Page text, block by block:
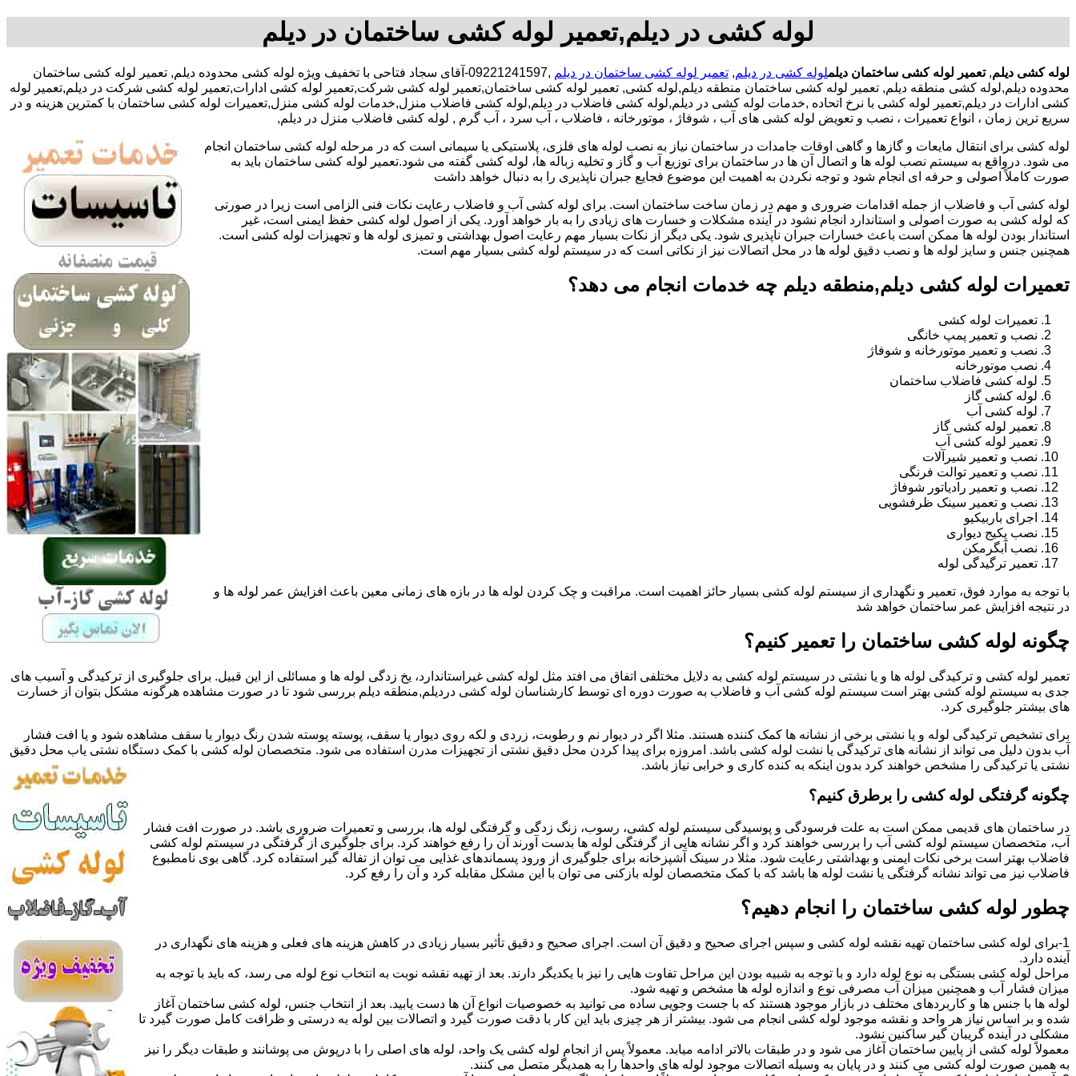
لوله کشی در دیلم,تعمیر لوله کشی ساختمان در دیلم
لوله کشی دیلم,تعمیر لوله کشی ساختمان دیلملوله کشی در دیلم, تعمیر لوله کشی ساختمان در دیلم
,09221241597-آقای سجاد فتاحی با تخفیف ویژه لوله کشی محدوده دیلم, تعمیر لوله کشی ساختمان
محدوده دیلم,لوله کشی منطقه دیلم, تعمیر لوله کشی ساختمان منطقه دیلم,لوله کشی, تعمیر لوله کشی ساختمان,تعمیر لوله کشی شرکت,تعمیر لوله کشی ادارات,تعمیر لوله کشی شرکت در دیلم,تعمیر لوله
کشی ادارات در دیلم,تعمیر لوله کشی با نرخ اتحاده ,خدمات لوله کشی در دیلم,لوله کشی فاضلاب در دیلم,لوله کشی فاضلاب منزل,خدمات لوله کشی منزل,تعمیرات لوله کشی ساختمان با کمترین هزینه و در
سریع ترین زمان ، انواع تعمیرات ، نصب و تعویض لوله کشی های آب ، شوفاژ ، موتورخانه ، فاضلاب ، آب سرد ، آب گرم , لوله کشی فاضلاب منزل در دیلم,
لوله کشی برای انتقال مایعات و گازها و گاهی اوقات جامدات در ساختمان نیاز به نصب لوله های فلزی، پلاستیکی یا سیمانی است که در مرحله لوله کشی ساختمان انجام
می شود. درواقع به سیستم نصب لوله ها و اتصال آن ها در ساختمان برای توزیع آب و گاز و تخلیه زباله ها، لوله کشی گفته می شود.تعمیر لوله کشی ساختمان باید به
صورت کاملاً اصولی و حرفه ای انجام شود و توجه نکردن به اهمیت این موضوع فجایع جبران ناپذیری را به دنبال خواهد داشت
لوله کشی آب و فاضلاب از جمله اقدامات ضروری و مهم در زمان ساخت ساختمان است. برای لوله کشی آب و فاضلاب رعایت نکات فنی الزامی است زیرا در صورتی
که لوله کشی به صورت اصولی و استاندارد انجام نشود در آینده مشکلات و خسارت های زیادی را به بار خواهد آورد. یکی از اصول لوله کشی حفظ ایمنی است، غیر
استاندار بودن لوله ها ممکن است باعث خسارات جبران ناپذیری شود. یکی دیگر از نکات بسیار مهم رعایت اصول بهداشتی و تمیزی لوله ها و تجهیزات لوله کشی است.
همچنین جنس و سایز لوله ها و نصب دقیق لوله ها در محل اتصالات نیز از نکاتی است که در سیستم لوله کشی بسیار مهم است.
تعمیرات لوله کشی دیلم,منطقه دیلم چه خدمات انجام می دهد؟
تعمیرات لوله کشی
نصب و تعمیر پمپ خانگی
نصب و تعمیر موتورخانه و شوفاژ
نصب موتورخانه
لوله کشی فاضلاب ساختمان
لوله کشی گاز
لوله کشی آب
تعمیر لوله کشی گاز
تعمیر لوله کشی آب
نصب و تعمیر شیرآلات
نصب و تعمیر توالت فرنگی
نصب و تعمیر رادیاتور شوفاژ
نصب و تعمیر سینک ظرفشویی
اجرای باربیکیو
نصب پکیج دیواری
نصب آبگرمکن
تعمیر ترگیدگی لوله
با توجه به موارد فوق، تعمیر و نگهداری از سیستم لوله کشی بسیار حائز اهمیت است. مراقبت و چک کردن لوله ها در بازه های زمانی معین باعث افزایش عمر لوله ها و
در نتیجه افزایش عمر ساختمان خواهد شد
چگونه لوله کشی ساختمان را تعمیر کنیم؟
تعمیر لوله کشی و ترکیدگی لوله ها و یا نشتی در سیستم لوله کشی به دلایل مختلفی اتفاق می افتد مثل لوله کشی غیراستاندارد، یخ زدگی لوله ها و مسائلی از این قبیل. برای جلوگیری از ترکیدگی و آسیب های
جدی به سیستم لوله کشی بهتر است سیستم لوله کشی آب و فاضلاب به صورت دوره ای توسط کارشناسان لوله کشی دردیلم,منطقه دیلم بررسی شود تا در صورت مشاهده هرگونه مشکل بتوان از خسارت
های بیشتر جلوگیری کرد.
برای تشخیص ترکیدگی لوله و یا نشتی برخی از نشانه ها کمک کننده هستند. مثلا اگر در دیوار نم و رطوبت، زردی و لکه روی دیوار یا سقف، پوسته پوسته شدن رنگ دیوار یا سقف مشاهده شود و یا افت فشار
آب بدون دلیل می تواند از نشانه های ترکیدگی یا نشت لوله کشی باشد. امروزه برای پیدا کردن محل دقیق نشتی از تجهیزات مدرن استفاده می شود. متخصصان لوله کشی با کمک دستگاه نشتی یاب محل دقیق
نشتی یا ترکیدگی را مشخص خواهند کرد بدون اینکه به کنده کاری و خرابی نیاز باشد.
چگونه گرفتگی لوله کشی را برطرق کنیم؟
در ساختمان های قدیمی ممکن است به علت فرسودگی و پوسیدگی سیستم لوله کشی، رسوب، زنگ زدگی و گرفتگی لوله ها، بررسی و تعمیرات ضروری باشد. در صورت افت فشار
آب، متخصصان سیستم لوله کشی آب را بررسی خواهند کرد و اگر نشانه هایی از گرفتگی لوله ها بدست آورند آن را رفع خواهند کرد. برای جلوگیری از گرفتگی در سیستم لوله کشی
فاضلاب بهتر است برخی نکات ایمنی و بهداشتی رعایت شود. مثلا در سینک آشپزخانه برای جلوگیری از ورود پسماندهای غذایی می توان از تفاله گیر استفاده کرد. گاهی بوی نامطبوع
فاضلاب نیز می تواند نشانه گرفتگی یا نشت لوله ها باشد که با کمک متخصصان لوله بازکنی می توان با این مشکل مقابله کرد و آن را رفع کرد.
چطور لوله کشی ساختمان را انجام دهیم؟
1-برای لوله کشی ساختمان تهیه نقشه لوله کشی و سپس اجرای صحیح و دقیق آن است. اجرای صحیح و دقیق تأثیر بسیار زیادی در کاهش هزینه های فعلی و هزینه های نگهداری در
آینده دارد.
مراحل لوله کشی بستگی به نوع لوله دارد و با توجه به شبیه بودن این مراحل تفاوت هایی را نیز با یکدیگر دارند. بعد از تهیه نقشه نوبت به انتخاب نوع لوله می رسد، که باید با توجه به
میزان فشار آب و همچنین میزان آب مصرفی نوع و اندازه لوله ها مشخص و تهیه شود.
لوله ها با جنس ها و کاربردهای مختلف در بازار موجود هستند که با جست وجویی ساده می توانید به خصوصیات انواع آن ها دست یابید. بعد از انتخاب جنس، لوله کشی ساختمان آغاز
شده و بر اساس نیاز هر واحد و نقشه موجود لوله کشی انجام می شود. بیشتر از هر چیزی باید این کار با دقت صورت گیرد و اتصالات بین لوله به درستی و ظرافت کامل صورت گیرد تا
مشکلی در آینده گریبان گیر ساکنین نشود.
معمولاً لوله کشی از پایین ساختمان آغاز می شود و در طبقات بالاتر ادامه میابد. معمولاً پس از انجام لوله کشی یک واحد، لوله های اصلی را با درپوش می پوشانند و طبقات دیگر را نیز
به همین صورت لوله کشی می کنند و در پایان به وسیله اتصالات موجود لوله های واحدها را به همدیگر متصل می کنند.